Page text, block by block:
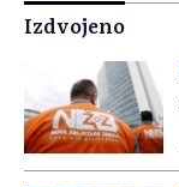
Izdvojeno